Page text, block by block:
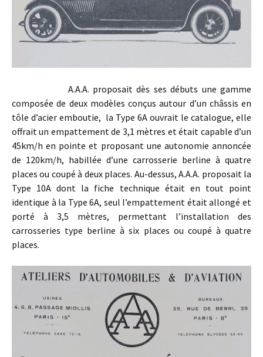
A.A.A. proposait dès ses débuts une gamme
composée de deux modèles conçus autour d’un châssis en
tôle d’acier emboutie, la Type 6A ouvrait le catalogue, elle
offrait un empattement de 3,1 mètres et était capable d’un
45km/h en pointe et proposant une autonomie annoncée
de 120km/h, habillée d’une carrosserie berline à quatre
places ou coupé à deux places. Au-dessus, A.A.A. proposait la
Type 10A dont la fiche technique était en tout point
identique à la Type 6A, seul l’empattement était allongé et
porté à 3,5 mètres, permettant l’installation des
carrosseries type berline à six places ou coupé à quatre
places.